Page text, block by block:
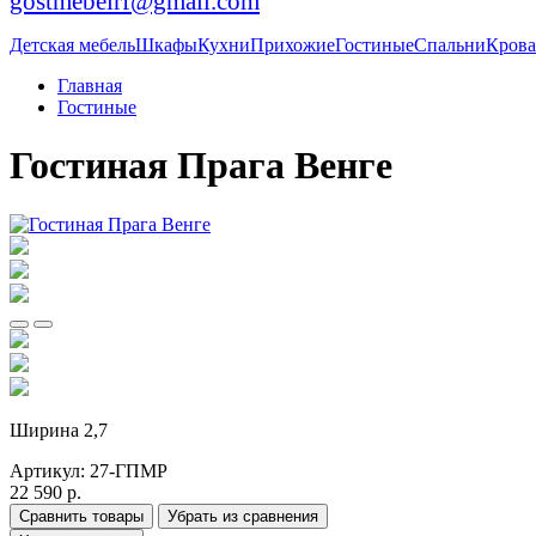
Детская мебельШкафыКухниПрихожиеГостиныеСпальни
Главная
Гостиные
Гостиная Прага Венге
Ширина 2,7
Артикул: 27-ГПМР
22 590 р.
Сравнить товары
Убрать из сравнения